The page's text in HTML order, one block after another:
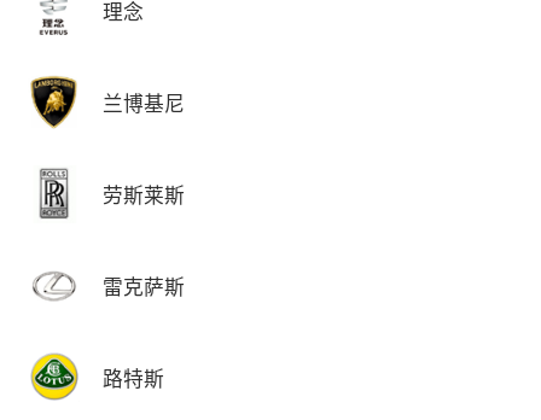
理念
兰博基尼
劳斯莱斯
雷克萨斯
路特斯